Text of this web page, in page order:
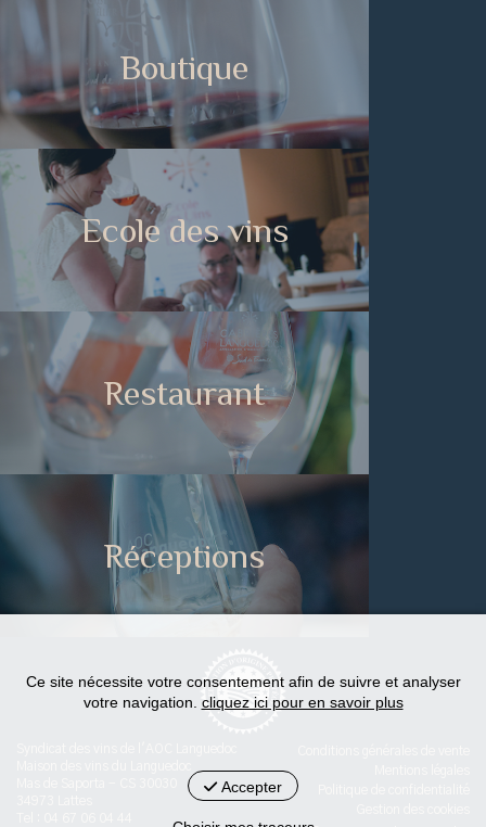
Boutique
Ecole des vins
Restaurant
Réceptions
Ce site nécessite votre consentement afin de suivre et analyser
votre navigation. cliquez ici pour en savoir plus
Accepter